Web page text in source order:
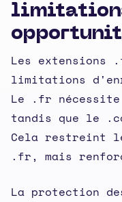
Les extensions
limitations
Le .fr
tandis que le
Cela restreint
.fr, mais
La protection